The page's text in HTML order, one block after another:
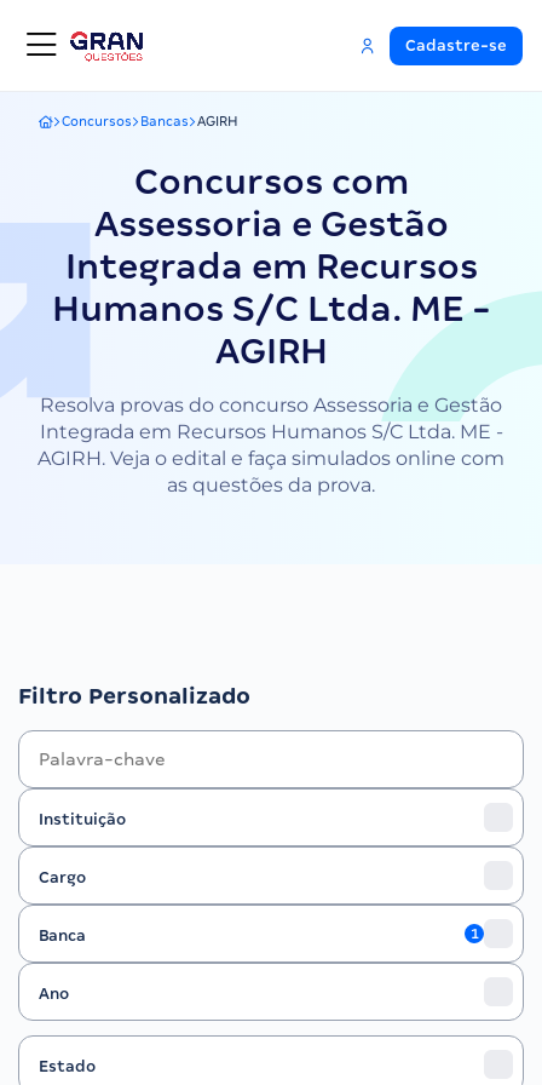
Cadastre-se
Gran Questões
Concursos Bancas AGIRH
Concursos com
Assessoria e Gestão
Integrada em Recursos
Humanos S/C Ltda. ME -
AGIRH
Resolva provas do concurso Assessoria e Gestão
Integrada em Recursos Humanos S/C Ltda. ME -
AGIRH. Veja o edital e faça simulados online com
as questões da prova.
Filtro Personalizado
Instituição
Instituição
Cargo
Cargo
Banca
Banca
1
Ano
Ano
Filtrar por Estado
Estado
Estado